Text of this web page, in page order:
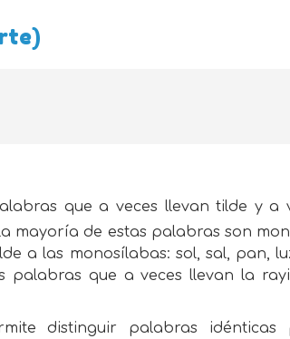
que a veces llevan tilde y a
mayoría de estas palabras son
a las monosílabas: sol, sal, pan,
palabras que a veces llevan la
distinguir palabras idénticas